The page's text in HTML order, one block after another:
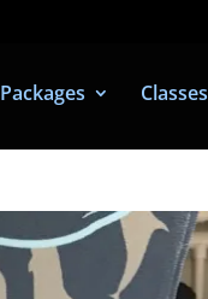
Packages Classes